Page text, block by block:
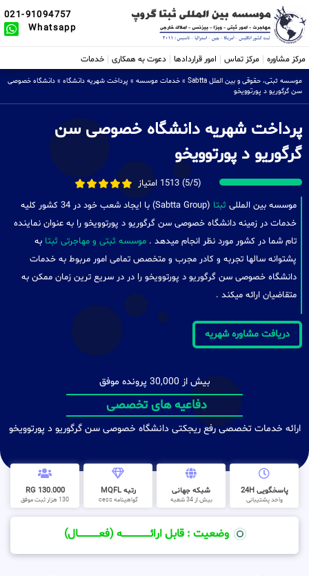
021-91094757
Whatsapp
مرکز مشاوره مرکز تماس امور قراردادها دعوت به همکاری خدمات
موسسه ثبتی، حقوقی و بین الملل Sabtta » خدمات موسسه » پرداخت شهریه دانشگاه » دانشگاه خصوصی
سن گرگوریو د پورتوویخو
پرداخت شهریه دانشگاه خصوصی سن
گرگوریو د پورتوویخو
(5/5) 1513 امتیاز
موسسه بین المللی ثبتا
(Sabtta Group) با ایجاد شعب خود در 34 کشور کلیه
خدمات در زمینه دانشگاه خصوصی سن گرگوریو د پورتوویخو را به عنوان نماینده
تام شما در کشور مورد نظر انجام میدهد . موسسه ثبتی و مهاجرتی ثبتا به
پشتوانه سالها تجربه و کادر مجرب و متخصص تمامی امور مربوط به خدمات
دانشگاه خصوصی سن گرگوریو د پورتوویخو را در در سریع ترین زمان ممکن به
متقاضیان ارائه میکند .
دریافت مشاوره شهریه
بیش از 30,000 پرونده موفق
دفاعیه های تخصصی
ارائه خدمات تخصصی رفع ریجکتی دانشگاه خصوصی سن گرگوریو د پورتوویخو
پاسخگویی 24H
واحد پشتیبانی
شبکه جهانی
بیش از 34 شعبه
رتبه MQFL
گواهینامه cess
130.000 RG
130 هزار ثبت موفق
وضعیت : قابل ارائــــــــــــــــــــه (فعـــــــــــــــال)